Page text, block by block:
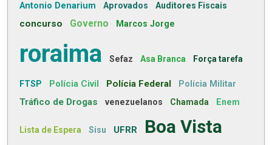
Antonio Denarium Aprovados Auditores Fiscais
concurso Governo Marcos Jorge
roraima Sefaz Asa Branca Força tarefa
FTSP Polícia Civil Polícia Federal Polícia Militar
Tráfico de Drogas venezuelanos Chamada Enem
Lista de Espera Sisu UFRR Boa Vista